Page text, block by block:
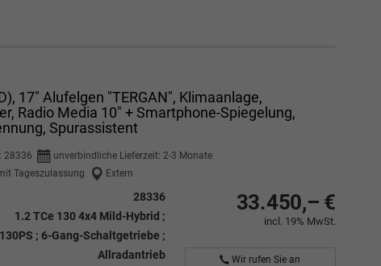
17" Alufelgen "TERGAN", Klimaanlage,
Radio Media 10" + Smartphone-Spiegelung,
Spurassistent
28336
unverbindliche Lieferzeit: 2-3 Monate
Tageszulassung
Extern
28336
1.2 TCe 130 4x4 Mild-Hybrid ;
; 6-Gang-Schaltgetriebe ;
Allradantrieb
33.450,– €
incl. 19% MwSt.
Wir rufen Sie an